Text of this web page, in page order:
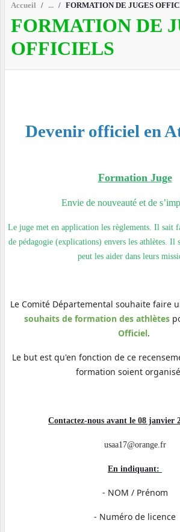
Accueil FORMATION DE JUGES
FORMATION DE
OFFICIELS
Devenir officiel en
Formation Juge
Envie de nouveauté et de
Le juge met en application les règlements. Il sait
de pédagogie (explications) envers les athlètes. Il
peut les aider dans leurs
Le Comité Départemental souhaite faire
souhaits de formation des athlètes
Officiel.
Le but est qu'en fonction de ce
formation soient
Contactez-nous avant le 08 janvier
usaa17@orange.fr
En indiquant:
- NOM / Prénom
- Numéro de licence